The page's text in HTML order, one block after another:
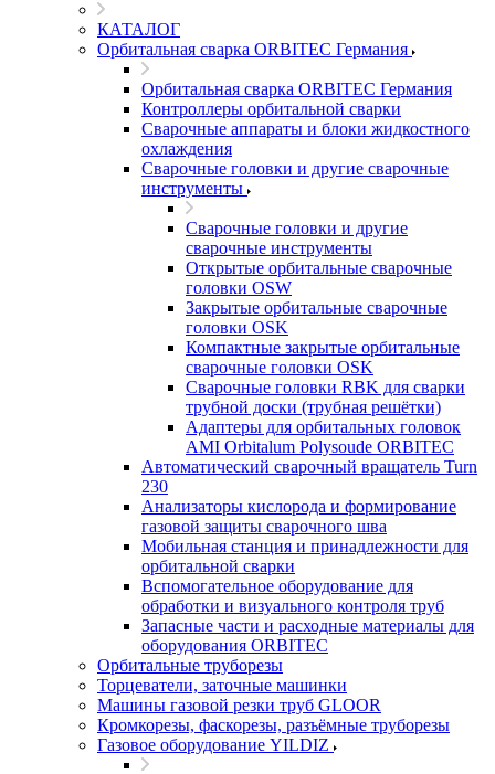
КАТАЛОГ
Орбитальная сварка ORBITEC Германия
Орбитальная сварка ORBITEC Германия
Контроллеры орбитальной сварки
Сварочные аппараты и блоки жидкостного
охлаждения
Сварочные головки и другие сварочные
инструменты
Сварочные головки и другие
сварочные инструменты
Открытые орбитальные сварочные
головки OSW
Закрытые орбитальные сварочные
головки OSK
Компактные закрытые орбитальные
сварочные головки OSK
Сварочные головки RBK для сварки
трубной доски (трубная решётки)
Адаптеры для орбитальных головок
AMI Orbitalum Polysoude ORBITEC
Автоматический сварочный вращатель Turn
230
Анализаторы кислорода и формирование
газовой защиты сварочного шва
Мобильная станция и принадлежности для
орбитальной сварки
Вспомогательное оборудование для
обработки и визуального контроля труб
Запасные части и расходные материалы для
оборудования ORBITEC
Орбитальные труборезы
Торцеватели, заточные машинки
Машины газовой резки труб GLOOR
Кромкорезы, фаскорезы, разъёмные труборезы
Газовое оборудование YILDIZ